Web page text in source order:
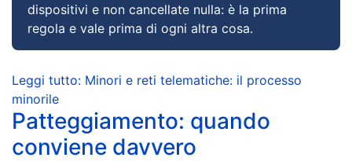
dispositivi e non cancellate nulla: è la prima
regola e vale prima di ogni altra cosa.
Leggi tutto: Minori e reti telematiche: il processo
minorile
Patteggiamento: quando
conviene davvero